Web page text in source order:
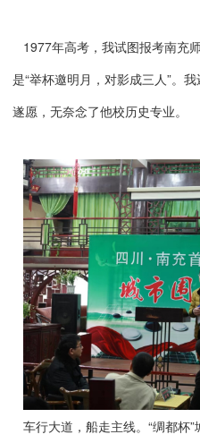
1977年高考，我试图报考南充
是“举杯邀明月，对影成三人”。
遂愿，无奈念了他校历史专业。
车行大道，船走主线。“绸都杯